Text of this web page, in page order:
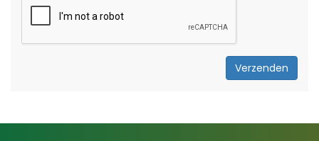
Verzenden